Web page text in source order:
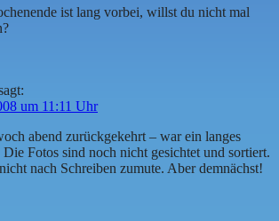
ist lang vorbei, willst du nicht mal
um 11:11 Uhr
abend zurückgekehrt – war ein langes
Die Fotos sind noch nicht gesichtet und sortiert.
nach Schreiben zumute. Aber demnächst!